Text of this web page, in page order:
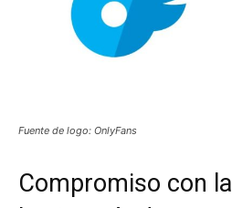
Fuente de logo: OnlyFans
Compromiso con